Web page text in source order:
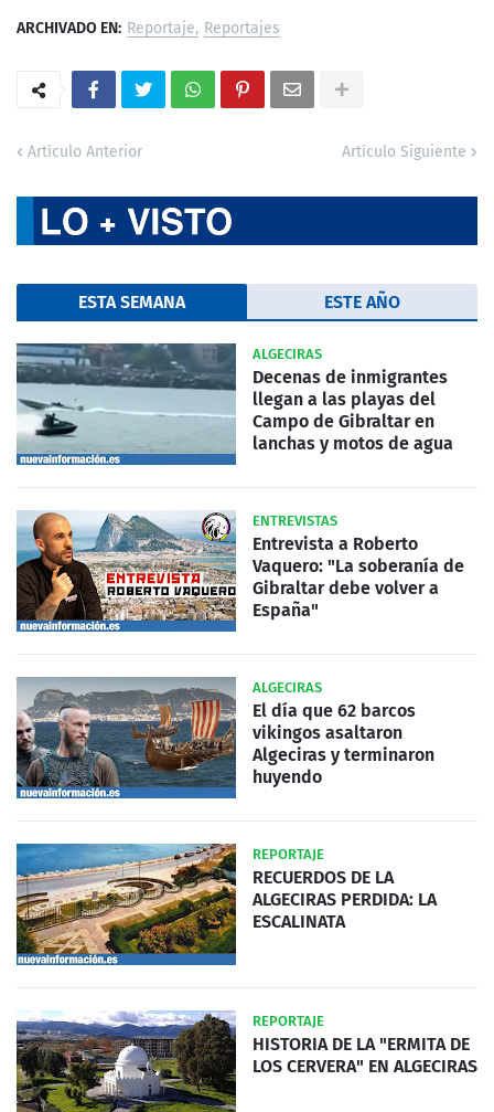
ARCHIVADO EN: Reportaje Reportajes
Artículo Anterior Artículo Siguiente
ESTA SEMANA ESTE AÑO
ALGECIRAS
Decenas de inmigrantes
llegan a las playas del
Campo de Gibraltar en
lanchas y motos de agua
ENTREVISTAS
Entrevista a Roberto
Vaquero: "La soberanía de
Gibraltar debe volver a
España"
ALGECIRAS
El día que 62 barcos
vikingos asaltaron
Algeciras y terminaron
huyendo
REPORTAJE
RECUERDOS DE LA
ALGECIRAS PERDIDA: LA
ESCALINATA
REPORTAJE
HISTORIA DE LA "ERMITA DE
LOS CERVERA" EN ALGECIRAS